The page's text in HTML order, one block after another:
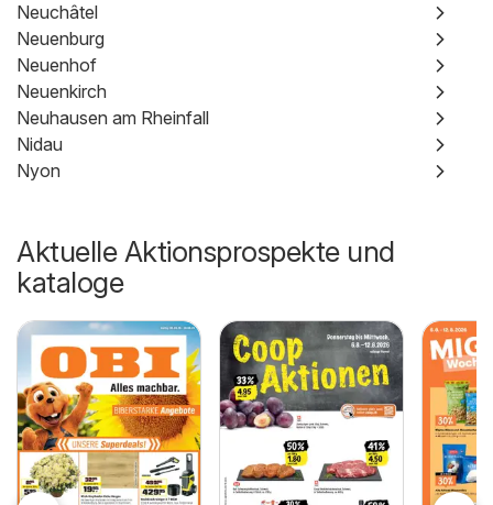
Neuchâtel
Neuenburg
Neuenhof
Neuenkirch
Neuhausen am Rheinfall
Nidau
Nyon
Aktuelle Aktionsprospekte und
kataloge